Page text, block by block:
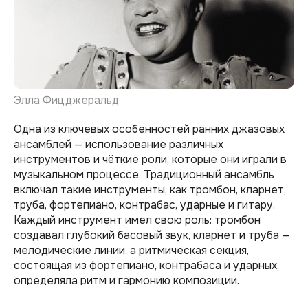
Элла Фицджеральд
Одна из ключевых особенностей ранних джазовых
ансамблей — использование различных
инструментов и чёткие роли, которые они играли в
музыкальном процессе. Традиционный ансамбль
включал такие инструменты, как тромбон, кларнет,
труба, фортепиано, контрабас, ударные и гитару.
Каждый инструмент имел свою роль: тромбон
создавал глубокий басовый звук, кларнет и труба —
мелодические линии, а ритмическая секция,
состоящая из фортепиано, контрабаса и ударных,
определяла ритм и гармонию композиции.